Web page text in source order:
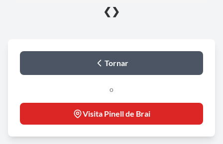
❮ ❯
Tornar
o
Visita Pinell de Brai